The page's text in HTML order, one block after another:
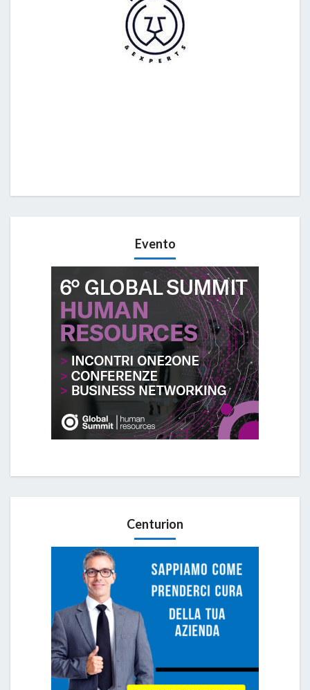
Evento
Centurion